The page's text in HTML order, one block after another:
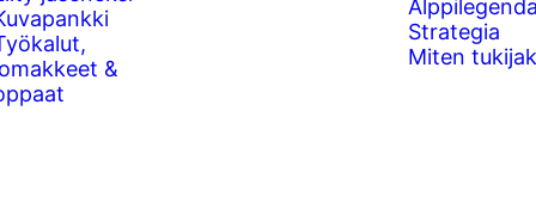
&
Strategia
Miten